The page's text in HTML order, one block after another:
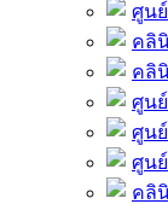
ศูน
คลิ
คลิ
ศูน
ศูน
ศูน
คลิ